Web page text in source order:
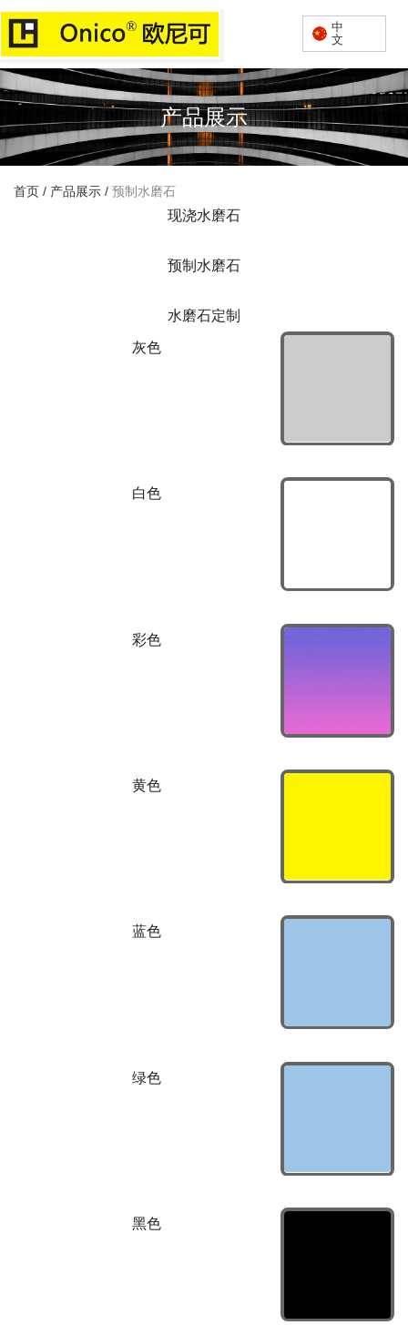
中
文
产品展示
首页 / 产品展示 / 预制水磨石
现浇水磨石
预制水磨石
水磨石定制
灰色
白色
彩色
黄色
蓝色
绿色
黑色